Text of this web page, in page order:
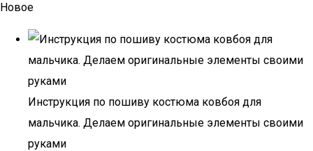
Новое
Инструкция по пошиву костюма ковбоя для
мальчика. Делаем оригинальные элементы своими
руками